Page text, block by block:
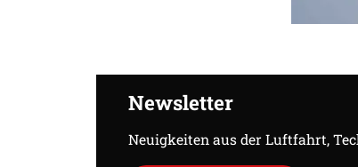
Newsletter
Neuigkeiten aus der Luftfahrt,